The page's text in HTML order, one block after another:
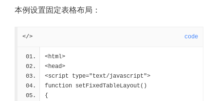
本例设置固定表格布局：
</> code
<html>
<head>
<script type="text/javascript">
function setFixedTableLayout()
{